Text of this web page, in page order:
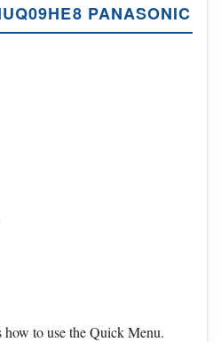
PANASONIC
to use the Quick Menu.